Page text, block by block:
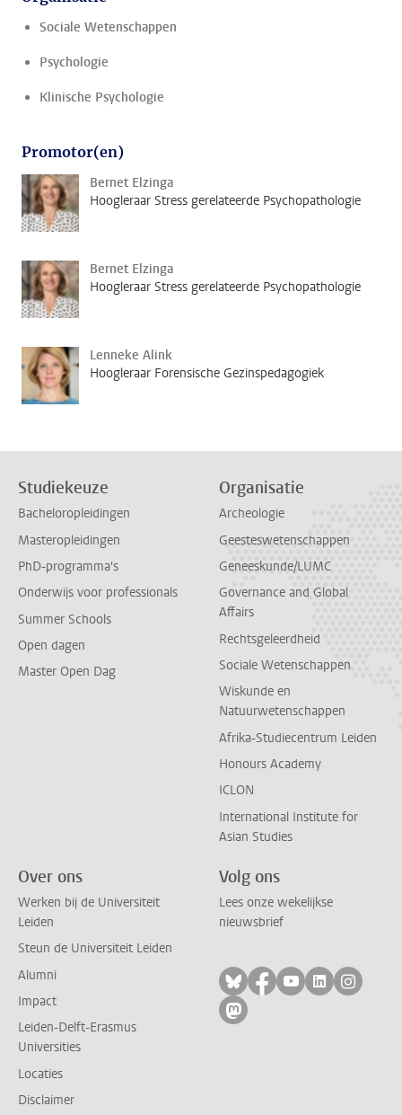
Sociale Wetenschappen
Psychologie
Klinische Psychologie
Promotor(en)
Bernet Elzinga
Hoogleraar Stress gerelateerde Psychopathologie
Bernet Elzinga
Hoogleraar Stress gerelateerde Psychopathologie
Lenneke Alink
Hoogleraar Forensische Gezinspedagogiek
Studiekeuze
Bacheloropleidingen
Masteropleidingen
PhD-programma's
Onderwijs voor professionals
Summer Schools
Open dagen
Master Open Dag
Organisatie
Archeologie
Geesteswetenschappen
Geneeskunde/LUMC
Governance and Global
Affairs
Rechtsgeleerdheid
Sociale Wetenschappen
Wiskunde en
Natuurwetenschappen
Afrika-Studiecentrum Leiden
Honours Academy
ICLON
International Institute for
Asian Studies
Over ons
Werken bij de Universiteit
Leiden
Steun de Universiteit Leiden
Alumni
Impact
Leiden-Delft-Erasmus
Universities
Locaties
Disclaimer
Volg ons
Lees onze wekelijkse
nieuwsbrief
Volg ons op bluesky
Volg ons op
Volg ons op
Volg ons
Volg
Volg ons op mastodon